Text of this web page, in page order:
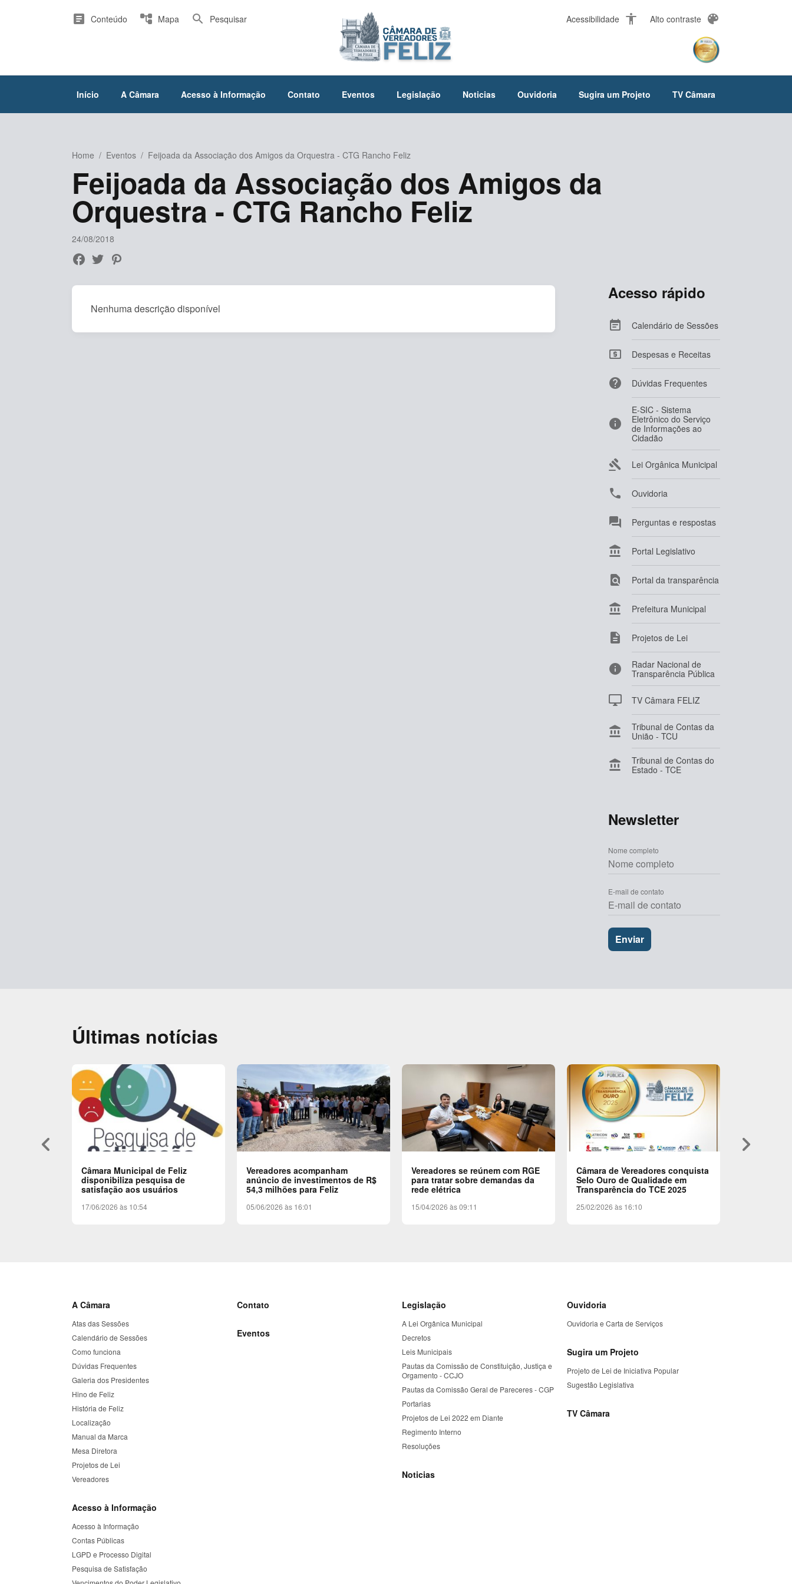
Início A Câmara Acesso à Informação Contato Eventos Legislação Noticias Ouvidoria Sugira um Projeto TV Câmara
article Conteúdo account_tree Mapa search Pesquisar palette
Alto contraste
accessibility
Acessibilidade
Home / Eventos / Feijoada da Associação dos Amigos da Orquestra - CTG Rancho Feliz
Feijoada da Associação dos Amigos da
Orquestra - CTG Rancho Feliz
24/08/2018
Nenhuma descrição disponível
Acesso rápido
 Calendário de Sessões
 Despesas e Receitas
 Dúvidas Frequentes

E-SIC - Sistema
Eletrônico do Serviço
de Informações ao
Cidadão
 Lei Orgânica Municipal
 Ouvidoria
 Perguntas e respostas
 Portal Legislativo
 Portal da transparência
 Prefeitura Municipal
 Projetos de Lei

Radar Nacional de
Transparência Pública
 TV Câmara FELIZ

Tribunal de Contas da
União - TCU

Tribunal de Contas do
Estado - TCE
Newsletter
Nome completo
E-mail de contato
Últimas notícias
Câmara Municipal de Feliz
disponibiliza pesquisa de
satisfação aos usuários
17/06/2026 às 10:54
Vereadores acompanham
anúncio de investimentos de R$
54,3 milhões para Feliz
05/06/2026 às 16:01
Vereadores se reúnem com RGE
para tratar sobre demandas da
rede elétrica
15/04/2026 às 09:11
Câmara de Vereadores conquista
Selo Ouro de Qualidade em
Transparência do TCE 2025
25/02/2026 às 16:10
keyboard_arrow_left keyboard_arrow_right
A Câmara
Atas das Sessões
Calendário de Sessões
Como funciona
Dúvidas Frequentes
Galeria dos Presidentes
Hino de Feliz
História de Feliz
Localização
Manual da Marca
Mesa Diretora
Projetos de Lei
Vereadores
Acesso à Informação
Acesso à Informação
Contas Públicas
LGPD e Processo Digital
Pesquisa de Satisfação
Contato
Eventos
Legislação
A Lei Orgânica Municipal
Decretos
Leis Municipais
Pautas da Comissão de Constituição, Justiça e
Orgamento - CCJO
Pautas da Comissão Geral de Pareceres - CGP
Portarias
Projetos de Lei 2022 em Diante
Regimento Interno
Resoluções
Noticias
Ouvidoria
Ouvidoria e Carta de Serviços
Sugira um Projeto
Projeto de Lei de Iniciativa Popular
Sugestão Legislativa
TV Câmara